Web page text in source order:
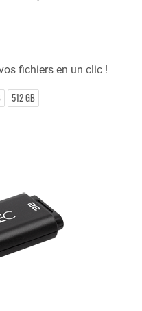
fichiers en un clic !
512 GB